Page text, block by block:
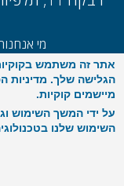
מי אנחנו
UX/UIהקמת אתרים
הגלישה שלך. מדיניות
מיישמים קוקיות.
על ידי המשך השימוש
השימוש שלנו